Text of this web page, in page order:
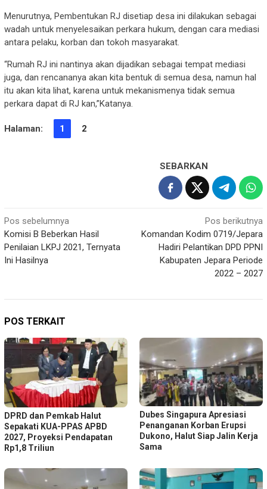
Menurutnya, Pembentukan RJ disetiap desa ini dilakukan sebagai
wadah untuk menyelesaikan perkara hukum, dengan cara mediasi
antara pelaku, korban dan tokoh masyarakat.
“Rumah RJ ini nantinya akan dijadikan sebagai tempat mediasi
juga, dan rencananya akan kita bentuk di semua desa, namun hal
itu akan kita lihat, karena untuk mekanismenya tidak semua
perkara dapat di RJ kan,”Katanya.
Halaman: 1 2
SEBARKAN
Navigasi
pos
Pos sebelumnya
Komisi B Beberkan Hasil
Penilaian LKPJ 2021, Ternyata
Ini Hasilnya
Pos berikutnya
Komandan Kodim 0719/Jepara
Hadiri Pelantikan DPD PPNI
Kabupaten Jepara Periode
2022 – 2027
POS TERKAIT
DPRD dan Pemkab Halut
Sepakati KUA-PPAS APBD
2027, Proyeksi Pendapatan
Rp1,8 Triliun
Dubes Singapura Apresiasi
Penanganan Korban Erupsi
Dukono, Halut Siap Jalin Kerja
Sama